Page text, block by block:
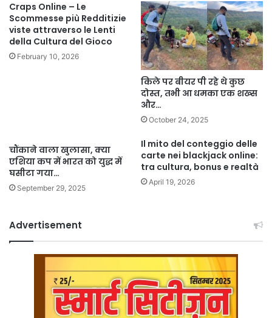
Craps Online – Le
Scommesse più Redditizie
viste attraverso le Lenti
della Cultura del Gioco
February 10, 2026
किले पर बीयर पी रहे थे कुछ
दोस्त, तभी आ धमका एक शख्स
और…
October 24, 2025
चौंकाने वाला खुलासा, क्या
एशिया कप में भारत को युद्ध में
घसीटा गया…
September 29, 2025
Il mito del conteggio delle
carte nei blackjack online:
tra cultura, bonus e realtà
April 19, 2026
Advertisement